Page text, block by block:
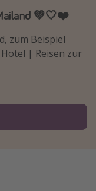
💚🤍❤️
zum Beispiel
| Reisen zur